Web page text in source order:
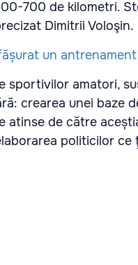
700 de kilometri.
Dimitrii Voloşin.
sportivilor amatori,
crearea unei
atinse de către
politicilor ce